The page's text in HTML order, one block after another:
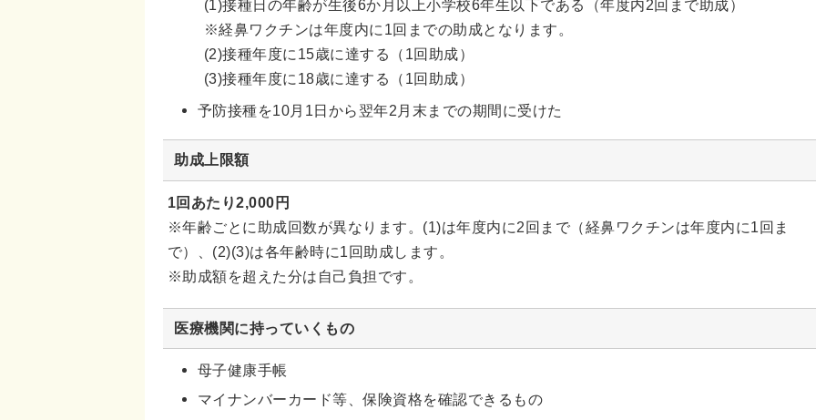
(1)接種日の年齢が生後6か月以上小学校6年生以下である（年度内2回まで助成）
※経鼻ワクチンは年度内に1回までの助成となります。
(2)接種年度に15歳に達する（1回助成）
(3)接種年度に18歳に達する（1回助成）
予防接種を10月1日から翌年2月末までの期間に受けた
助成上限額
1回あたり2,000円
※年齢ごとに助成回数が異なります。(1)は年度内に2回まで（経鼻ワクチンは年度内に1回ま
で）、(2)(3)は各年齢時に1回助成します。
※助成額を超えた分は自己負担です。
医療機関に持っていくもの
母子健康手帳
マイナンバーカード等、保険資格を確認できるもの